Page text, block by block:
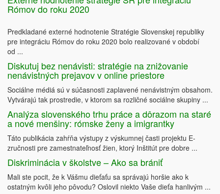
Rómov do roku 2020
Predkladané externé hodnotenie Stratégie Slovenskej republiky
pre integráciu Rómov do roku 2020 bolo realizované v období
od ...
Diskutuj bez nenávisti: stratégie na znižovanie
nenávistných prejavov v online priestore
Sociálne médiá sú v súčasnosti zaplavené nenávistným obsahom.
Vytvárajú tak prostredie, v ktorom sa rozličné sociálne skupiny ...
Analýza slovenského trhu práce a dôrazom na staré
a nové menšiny: rómske ženy a imigrantky
Táto publikácia zahŕňa výstupy z výskumnej časti projektu E-
zručnosti pre zamestnateľnosť žien, ktorý Inštitút pre dobre ...
Diskriminácia v školstve – Ako sa brániť
Mali ste pocit, že k Vášmu dieťaťu sa správajú horšie ako k
ostatným kvôli jeho pôvodu? Oslovil niekto Vaše dieťa hanlivým ...